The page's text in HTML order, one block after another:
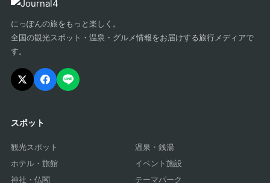
にっぽんの旅をもっと楽しく。
全国の観光スポット・温泉・グルメ情報をお届けする旅行メディアで
す。
スポット
観光スポット
温泉・銭湯
ホテル・旅館
イベント施設
神社・仏閣
テーマパーク